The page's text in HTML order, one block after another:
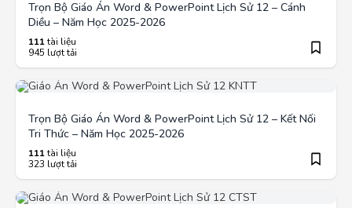
Trọn Bộ Giáo Án Word & PowerPoint Lịch Sử 12 – Cánh
Diều – Năm Học 2025-2026
111tài liệu
945 lượt tải
Trọn Bộ Giáo Án Word & PowerPoint Lịch Sử 12 – Kết Nối
Tri Thức – Năm Học 2025-2026
111tài liệu
323 lượt tải